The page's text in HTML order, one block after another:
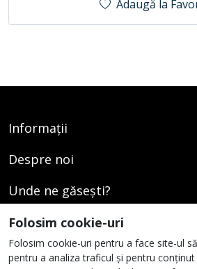
Adaugă la
Informații
Despre noi
Unde ne găsești?
Urmați-ne
Folosim cookie-uri
Folosim cookie-uri pentru a face site-ul
pentru a analiza traficul și pentru